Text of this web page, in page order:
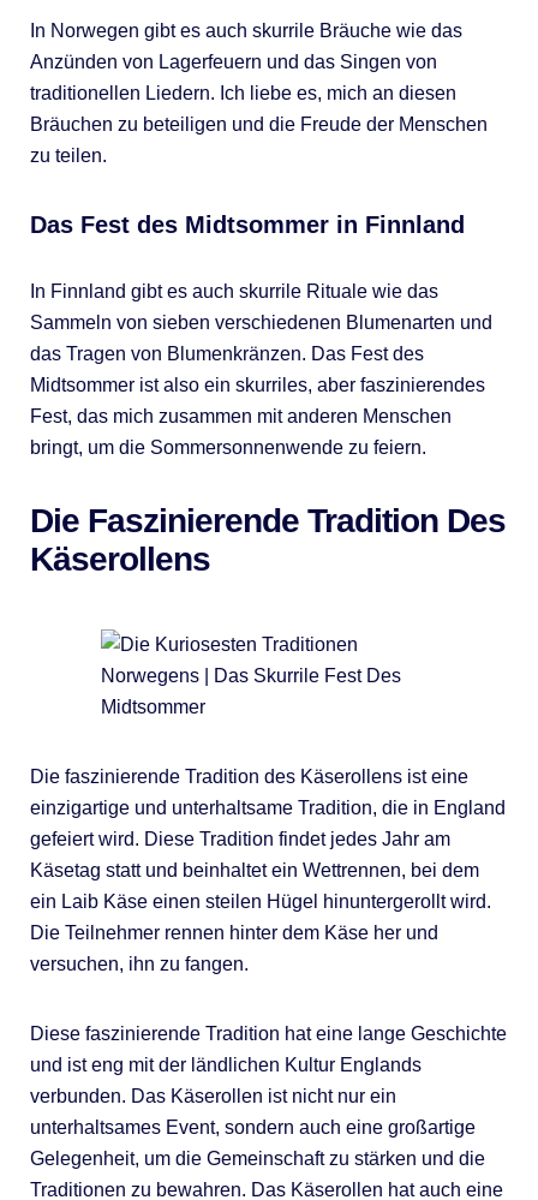
In Norwegen gibt es auch skurrile Bräuche wie das
Anzünden von Lagerfeuern und das Singen von
traditionellen Liedern. Ich liebe es, mich an diesen
Bräuchen zu beteiligen und die Freude der Menschen
zu teilen.
Das Fest des Midtsommer in Finnland
In Finnland gibt es auch skurrile Rituale wie das
Sammeln von sieben verschiedenen Blumenarten und
das Tragen von Blumenkränzen. Das Fest des
Midtsommer ist also ein skurriles, aber faszinierendes
Fest, das mich zusammen mit anderen Menschen
bringt, um die Sommersonnenwende zu feiern.
Die Faszinierende Tradition Des
Käserollens
Die faszinierende Tradition des Käserollens ist eine
einzigartige und unterhaltsame Tradition, die in England
gefeiert wird. Diese Tradition findet jedes Jahr am
Käsetag statt und beinhaltet ein Wettrennen, bei dem
ein Laib Käse einen steilen Hügel hinuntergerollt wird.
Die Teilnehmer rennen hinter dem Käse her und
versuchen, ihn zu fangen.
Diese faszinierende Tradition hat eine lange Geschichte
und ist eng mit der ländlichen Kultur Englands
verbunden. Das Käserollen ist nicht nur ein
unterhaltsames Event, sondern auch eine großartige
Gelegenheit, um die Gemeinschaft zu stärken und die
Traditionen zu bewahren. Das Käserollen hat auch eine